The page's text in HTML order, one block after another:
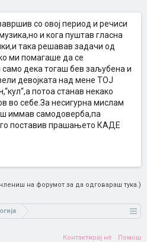
со овој период и речиси
и кога пуштав гласна
така решавав задачи од
ми помагаше да се
дека тогаш бев заљубена и
девојката над мене ТОЈ
потоа станав некако
во себе.За несигурна мислам
иммав самодоверба,па
го поставив прашањето КАДЕ
на форумот за да одговараш тука.)
Контактирај нè Помош